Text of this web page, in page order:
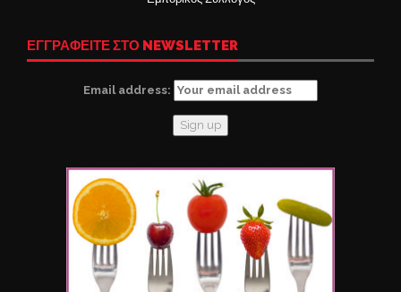
ΕΓΓΡΑΦΕΙΤΕ ΣΤΟ NEWSLETTER
Email address: